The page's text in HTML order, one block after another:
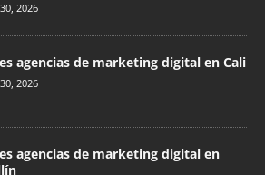
2026
agencias de marketing digital en Cali
2026
agencias de marketing digital en